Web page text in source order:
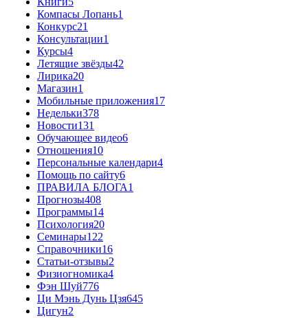
Компасы Лопань1
Конкурс21
Консультации1
Курсы4
Летящие звёзды42
Лирика20
Магазин1
Мобильные приложения17
Недельки378
Новости131
Обучающее видео6
Отношения10
Персональные календари4
Помощь по сайту6
ПРАВИЛА БЛОГА1
Прогнозы408
Программы14
Психология20
Семинары122
Справочники16
Статьи-отзывы2
Физиогномика4
Фэн Шуй776
Ци Мэнь Дунь Цзя645
Цигун2